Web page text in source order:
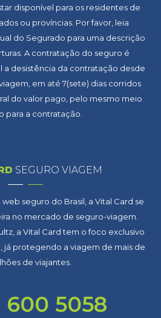
disponível para os residentes de
ou províncias. Por favor, leia
do Segurado para uma descrição
A contratação do seguro é
a desistência da contratação desde
em até 7(sete) dias corridos
do valor pago, pelo mesmo meio
para a contratação.
SEGURO VIAGEM
seguro do Brasil, a Vital Card se
no mercado de seguro-viagem.
a Vital Card tem o foco exclusivo
já protegendo a viagem de mais de
de viajantes.
5058